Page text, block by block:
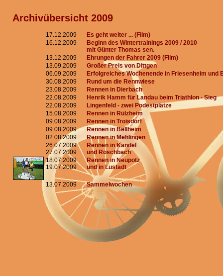
Archivübersicht 2009
17.12.2009
Es geht weiter ... (Film)
16.12.2009
Beginn des Wintertrainings 2009 / 2010
mit Günter Thomas sen.
13.12.2009
Ehrungen der Fahrer 2009 (Film)
13.09.2009
Großer Preis von Dittgen
06.09.2009
Erfolgreiches Wochenende in Friesenheim und
30.08.2009
Rund um die Rennwiese
23.08.2009
Rennen in Dierbach
22.08.2009
Henrik Hamm für Landau beim Triathlon - Sieg
22.08.2009
Lingenfeld - zwei Podestplätze
15.08.2009
Rennen in Rülzheim
09.08.2009
Rennen in Troisdorf
09.08.2009
Rennen in Bellheim
02.08.2009
Rennen in Mehlingen
26.07.2009
27.07.2009
Rennen in Kandel
und Roschbach
18.07.2009
19.07.2009
Rennen in Neupotz
und in Lustadt
13.07.2009 Sammelwochen